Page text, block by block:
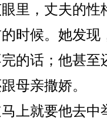
里，丈夫的
时候。她发现
的话；他甚至
母亲撒娇。
上就要他去中